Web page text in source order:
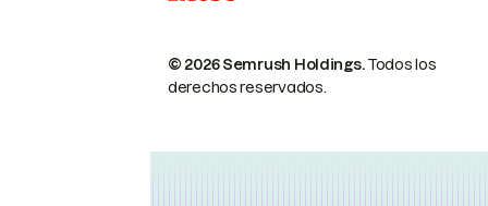
© 2026 Semrush Holdings.Todos los
derechos reservados.